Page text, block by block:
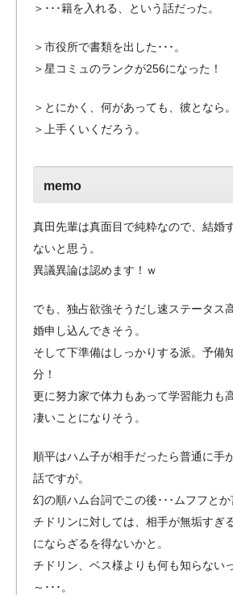
＞･･･籍を入れる、という話だった。
＞市役所で書類を出した･･･。
＞星コミュのランクが256になった！
＞とにかく、何があっても、彼となら。
＞上手くいくだろう。
memo
真田先輩は真面目で純粋なので、結婚
ないと思う。
異議異論は認めます！ｗ
でも、独占欲強そうだし速ステータス
婚申し込んできそう。
そして下準備はしっかりする派。予備
分！
更に努力家で体力もあって学習能力も
凄いことになりそう。
順平はハム子が相手だったら普通に手
話ですが。
幻の順ハム台詞でこの後･･･ムフフと
チドリンに対しては、相手が無垢すぎ
にならざるを得ないかと。
チドリン、ベス様よりも何も知らない
～･･･。